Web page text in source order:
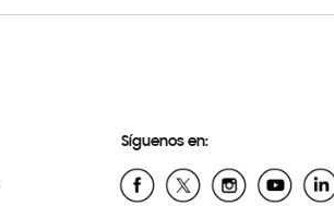
Síguenos en: